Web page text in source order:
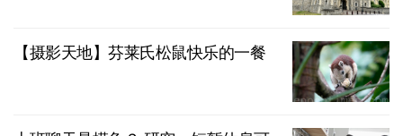
【摄影天地】芬莱氏松鼠快乐的一餐